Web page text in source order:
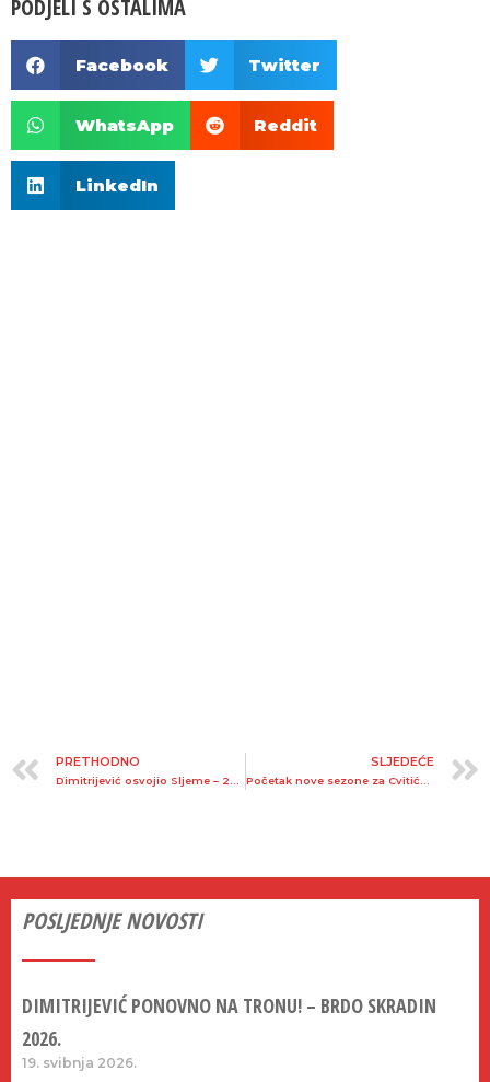
PODJELI S OSTALIMA
Facebook Twitter
WhatsApp Reddit
LinkedIn
PRETHODNO SLJEDEĆE
POSLJEDNJE NOVOSTI
DIMITRIJEVIĆ PONOVNO NA TRONU! – BRDO SKRADIN
2026.
19. svibnja 2026.